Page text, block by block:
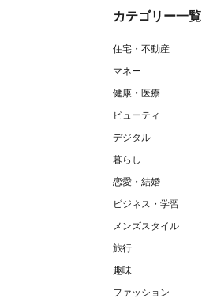
カテゴリー一覧
住宅・不動産
マネー
健康・医療
ビューティ
デジタル
暮らし
恋愛・結婚
ビジネス・学習
メンズスタイル
旅行
趣味
ファッション